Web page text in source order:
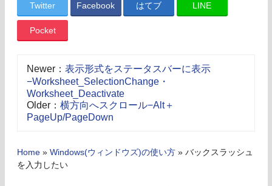
Twitter Facebook はてブ LINE
Pocket
Newer： 表示形式をステータスバーに表示
−Worksheet_SelectionChange・
Worksheet_Deactivate
Older： 横方向へスクロール−Alt＋
PageUp/PageDown
Home » Windows(ウィンドウズ)の使い方 » バックスラッシュ
を入力したい